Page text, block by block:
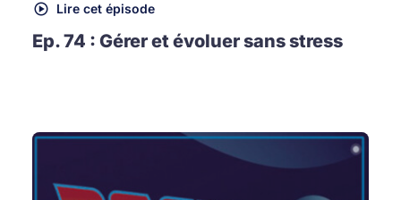
Lire cet épisode
Ep. 74 : Gérer et évoluer sans stress